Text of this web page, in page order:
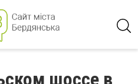
шоссе в